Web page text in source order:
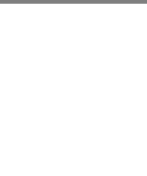
de ter seguro Médis, só decriar